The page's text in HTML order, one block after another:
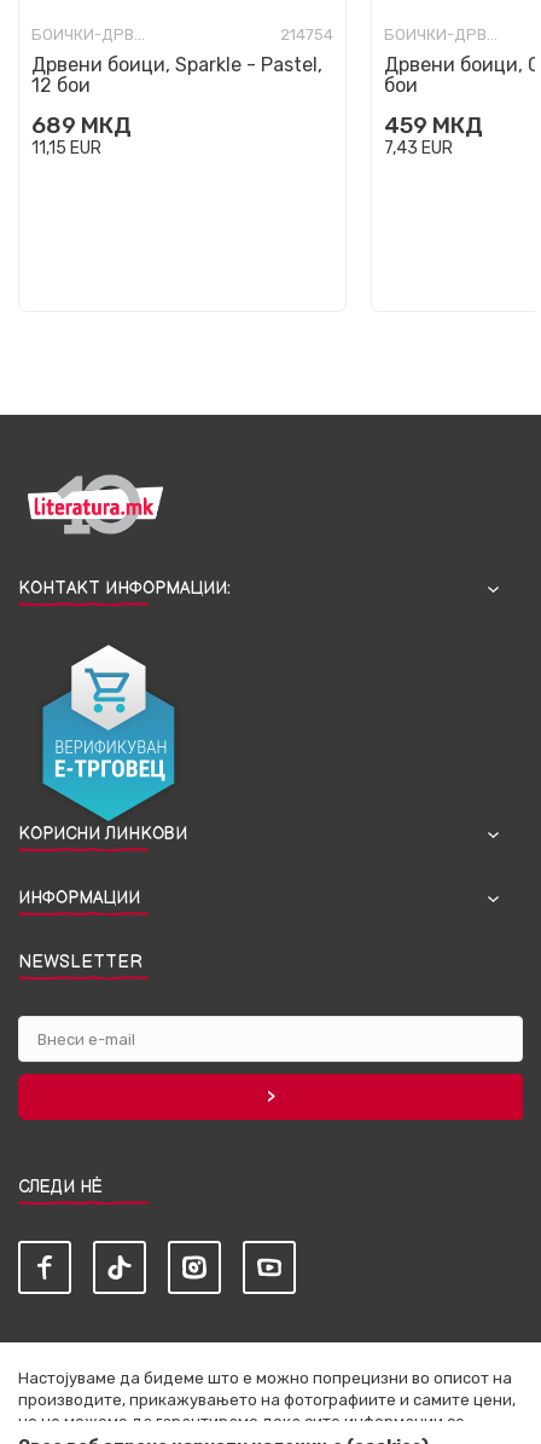
БОИЧКИ-ДРВЕНИ, УЧИЛИШНИ 214754
Дрвени боици, Sparkle - Pastel,
12 бои
689 МКД
11,15 EUR
БОИЧКИ-ДРВЕНИ, УЧИЛИШНИ
Дрвени боици,
бои
459 МКД
7,43 EUR
КОНТАКТ ИНФОРМАЦИИ:
КОРИСНИ ЛИНКОВИ
ИНФОРМАЦИИ
NEWSLETTER
СЛЕДИ НЀ
Настојуваме да бидеме што е можно попрецизни во описот на
производите, прикажувањето на фотографиите и самите цени,
но не можеме да гарантираме дека сите информации се